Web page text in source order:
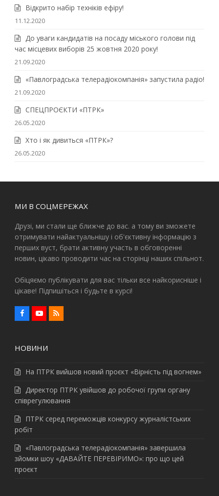
Відкрито набір техніків ефіру!
11.12.2020
До уваги кандидатів на посаду міського голови під
час місцевих виборів 25 жовтня 2020 року!
21.09.2020
«Павлоградська телерадіокомпанія» запустила радіо!
21.09.2020
СПЕЦПРОЄКТИ «ПТРК»
26.05.2020
Хто і як дивиться «ПТРК»?
26.05.2020
МИ В СОЦМЕРЕЖАХ
Друзі, ми стали ще ближче до вас. а тому ви зможете
отримувати найактуальнішу і об'єктивну інформацію з
перших вуст, брати активну участь в обговоренні
новин, цікаво проводити час на сторінці наших спільнот.
Обіцяємо публікувати для вас тільки все найкорисніше і
цікаве! Підпишіться і будьте в курсі!
F
a
b
o
Y
o
u
b
R
S
НОВИНИ
На ПТРК вийшов новий проєкт «Вірність під вогнем»
Директор ПТРК увійшов до робочої групи органу
співрегулювання
ПТРК серед переможців конкурсу журналістських
робіт
«Павлоградська телерадіокомпанія» завершила
зйомки шоу «ДАВАЙТЕ ПЕРЕВІРИМО»: про що цей
проєкт